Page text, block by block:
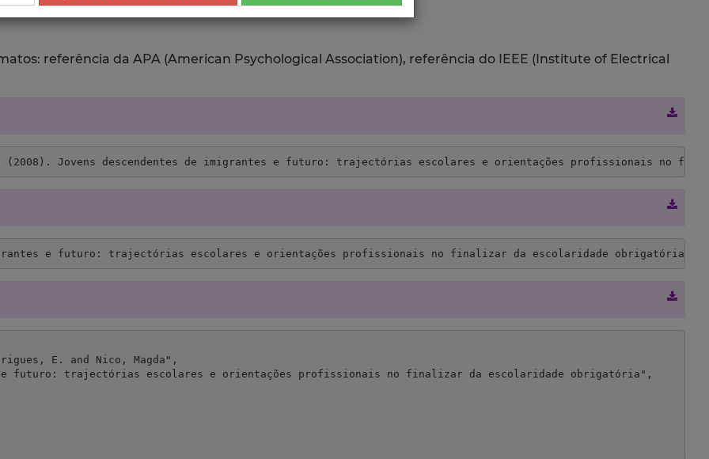
referência da APA (American Psychological Association), referência do IEEE (Institute of Electrical
(2008). Jovens descendentes de imigrantes e futuro: trajectórias escolares e orientações profissionais no
e futuro: trajectórias escolares e orientações profissionais no finalizar da escolaridade obrigatória",,